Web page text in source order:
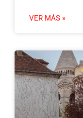
VER MÁS »